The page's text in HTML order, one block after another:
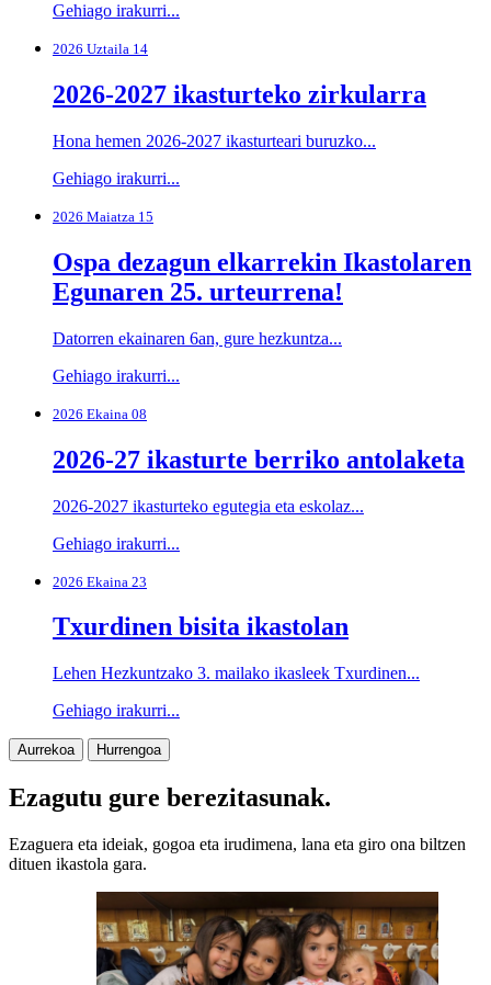
Gehiago irakurri...
2026 Uztaila 14
2026-2027 ikasturteko zirkularra
Hona hemen 2026-2027 ikasturteari buruzko...
Gehiago irakurri...
2026 Maiatza 15
Ospa dezagun elkarrekin Ikastolaren
Egunaren 25. urteurrena!
Datorren ekainaren 6an, gure hezkuntza...
Gehiago irakurri...
2026 Ekaina 08
2026-27 ikasturte berriko antolaketa
2026-2027 ikasturteko egutegia eta eskolaz...
Gehiago irakurri...
2026 Ekaina 23
Txurdinen bisita ikastolan
Lehen Hezkuntzako 3. mailako ikasleek Txurdinen...
Gehiago irakurri...
Aurrekoa Hurrengoa
Ezagutu gure berezitasunak.
Ezaguera eta ideiak, gogoa eta irudimena, lana eta giro ona biltzen
dituen ikastola gara.